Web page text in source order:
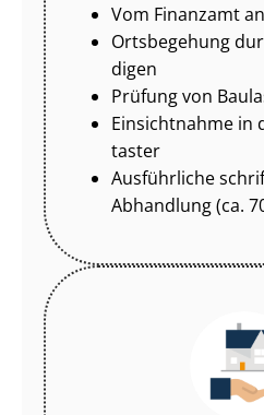
Vom Finanzamt
Ortsbegehung
di­gen
Prüfung von
Einsichtnahme in
tas­ter
Ausführliche
Abhandlung (ca.